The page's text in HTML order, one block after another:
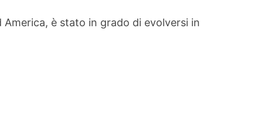
è stato in grado di evolversi in